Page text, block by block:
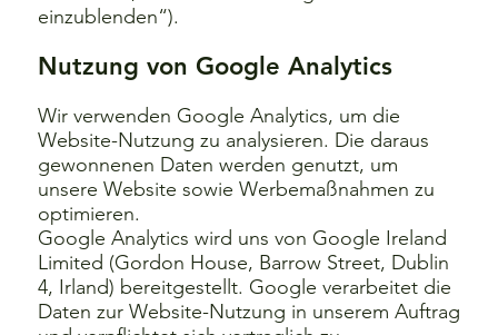
einzublenden“).
Nutzung von Google Analytics
Wir verwenden Google Analytics, um die
Website-Nutzung zu analysieren. Die daraus
gewonnenen Daten werden genutzt, um
unsere Website sowie Werbemaßnahmen zu
optimieren.
Google Analytics wird uns von Google Ireland
Limited (Gordon House, Barrow Street, Dublin
4, Irland) bereitgestellt. Google verarbeitet die
Daten zur Website-Nutzung in unserem Auftrag